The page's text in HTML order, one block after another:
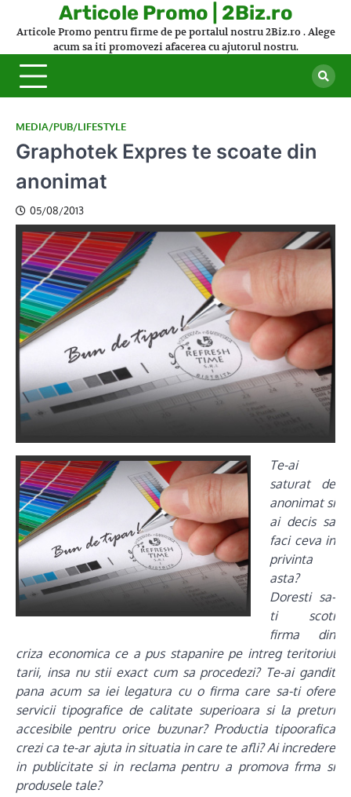
Articole Promo | 2Biz.ro
Articole Promo pentru firme de pe portalul nostru 2Biz.ro . Alege
acum sa iti promovezi afacerea cu ajutorul nostru.
MEDIA/PUB/LIFESTYLE
Graphotek Expres te scoate din
anonimat
05/08/2013
Te-ai
saturat de
anonimat si
ai decis sa
faci ceva in
privinta
asta?
Doresti sa-
ti scoti
firma din
criza economica ce a pus stapanire pe intreg teritoriul
tarii, insa nu stii exact cum sa procedezi? Te-ai gandit
pana acum sa iei legatura cu o firma care sa-ti ofere
servicii tipografice de calitate superioara si la preturi
accesibile pentru orice buzunar? Productia tipoorafica
crezi ca te-ar ajuta in situatia in care te afli? Ai incredere
in publicitate si in reclama pentru a promova frma si
produsele tale?